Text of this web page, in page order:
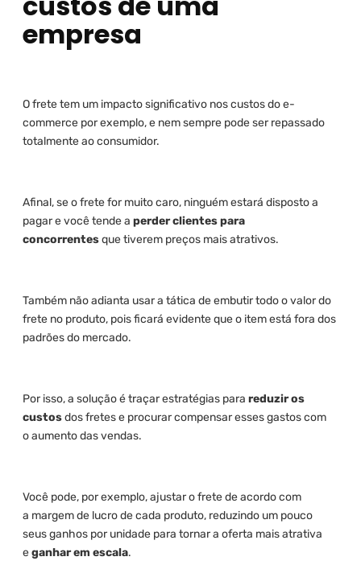
empresa
O frete tem um impacto significativo nos custos do e-
commerce por exemplo, e nem sempre pode ser repassado
totalmente ao consumidor.
Afinal, se o frete for muito caro, ninguém estará disposto a
pagar e você tende a perder clientes para
concorrentesque tiverem preços mais atrativos.
Também não adianta usar a tática de embutir todo o valor do
frete no produto, pois ficará evidente que o item está fora dos
padrões do mercado.
Por isso, a solução é traçar estratégias para reduzir os
custosdos fretes e procurar compensar esses gastos com
o aumento das vendas.
Você pode, por exemplo, ajustar o frete de acordo com
a margem de lucro de cada produto, reduzindo um pouco
seus ganhos por unidade para tornar a oferta mais atrativa
eganhar em escala.